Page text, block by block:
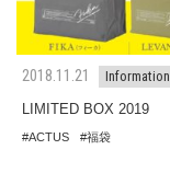
2018.11.21
Information
LIMITED BOX 2019
ACTUS 福袋